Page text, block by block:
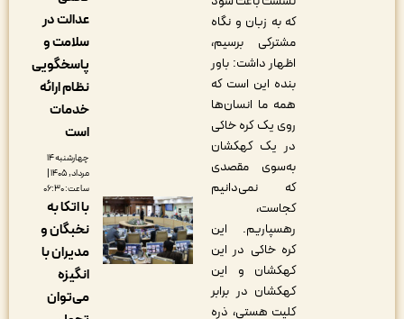
که به زبان و نگاه
مشترکی برسیم،
اظهار داشت: باور
بنده این است که
همه ما انسان‌ها
روی یک کره خاکی
در یک کهکشان
به‌سوی مقصدی
که نمی‌دانیم
کجاست،
رهسپاریم. این
کره خاکی در این
کهکشان و این
کهکشان در برابر
کلیت هستی، ذره
عدالت در
سلامت و
پاسخگویی
نظام ارائه
چهارشنبه ۱۴
مرداد, ۱۴۰۵ |
با اتکا به
نخبگان و
مدیران با
می‌توان